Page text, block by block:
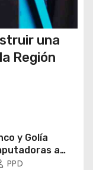
una
Región
y Golía
a
PPD